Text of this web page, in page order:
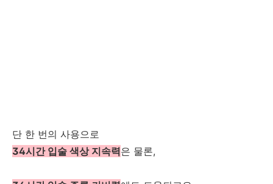
단 한 번의 사용으로
34시간 입술 색상 지속력은 물론,